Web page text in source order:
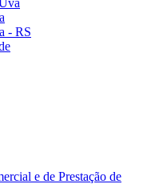
- RS
e de Prestação de